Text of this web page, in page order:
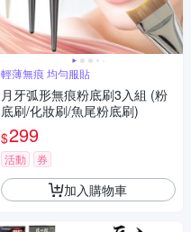
輕薄無痕 均勻服貼
月牙弧形無痕粉底刷3入組 (粉
底刷/化妝刷/魚尾粉底刷)
$299
活動 券
加入購物車